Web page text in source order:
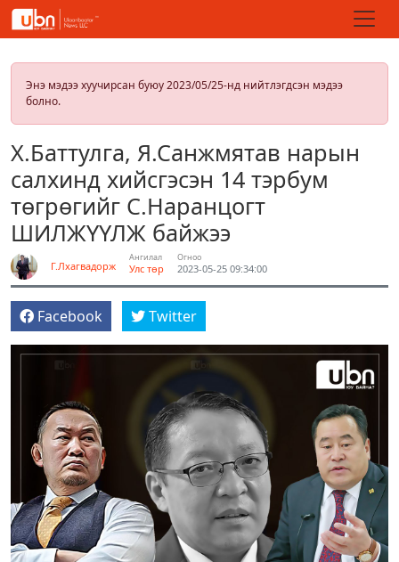
Энэ мэдээ хуучирсан буюу 2023/05/25-нд нийтлэгдсэн мэдээ
болно.
Х.Баттулга, Я.Санжмятав нарын
салхинд хийсгэсэн 14 тэрбум
төгрөгийг С.Наранцогт
ШИЛЖҮҮЛЖ байжээ
Г.Лхагвадорж
Ангилал
Улс төр
Огноо
2023-05-25 09:34:00
Facebook Twitter